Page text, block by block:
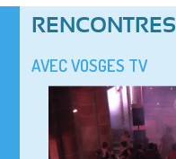
RENCONTRES
AVEC VOSGES TV